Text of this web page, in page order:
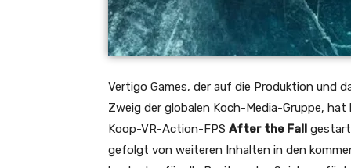
Vertigo Games, der auf die Produktion und
Zweig der globalen Koch-Media-Gruppe,
Koop-VR-Action-FPS After the Fall
gefolgt von weiteren Inhalten in den